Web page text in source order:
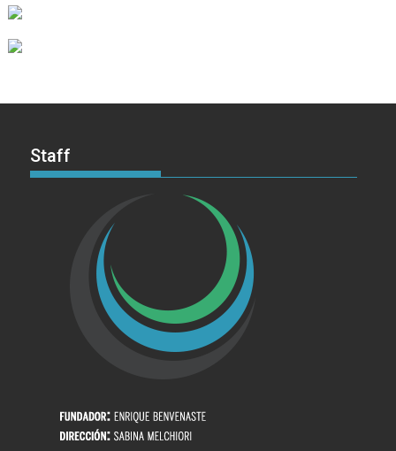
Staff